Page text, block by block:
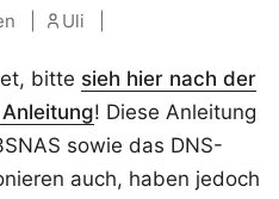
Uli
bitte sieh hier nach der
! Diese Anleitung
sowie das DNS-
auch, haben jedoch